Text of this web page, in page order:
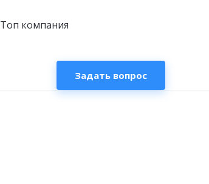
Топ компания
Задать вопрос